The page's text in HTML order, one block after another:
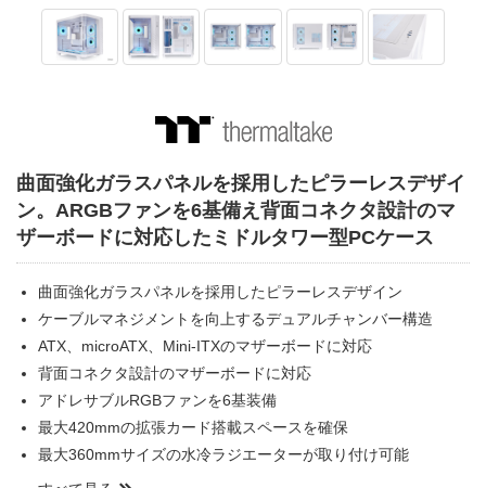
曲面強化ガラスパネルを採用したピラーレスデザイ
ン。ARGBファンを6基備え背面コネクタ設計のマ
ザーボードに対応したミドルタワー型PCケース
曲面強化ガラスパネルを採用したピラーレスデザイン
ケーブルマネジメントを向上するデュアルチャンバー構造
ATX、microATX、Mini-ITXのマザーボードに対応
背面コネクタ設計のマザーボードに対応
アドレサブルRGBファンを6基装備
最大420mmの拡張カード搭載スペースを確保
最大360mmサイズの水冷ラジエーターが取り付け可能